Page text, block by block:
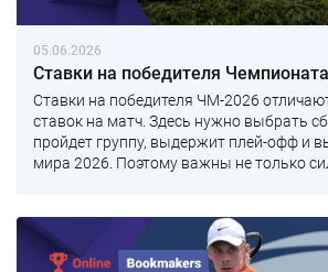
05.06.2026
Ставки на победителя
Ставки на победителя ЧМ-2026
ставок на матч. Здесь нужно выбрать
пройдет группу, выдержит плей-офф и
мира 2026. Поэтому важны не только